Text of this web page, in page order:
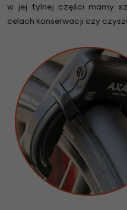
w jej tylnej części mamy
celach konserwacji czy